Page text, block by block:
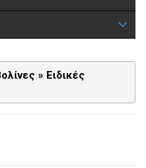
» Ειδικές